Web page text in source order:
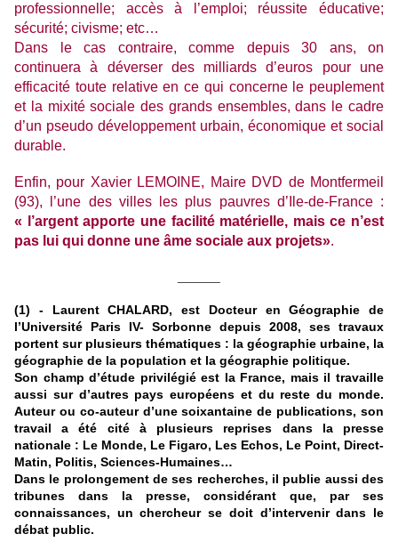
professionnelle; accès à l’emploi; réussite éducative;
sécurité; civisme; etc…
Dans le cas contraire, comme depuis 30 ans, on
continuera à déverser des milliards d’euros pour une
efficacité toute relative en ce qui concerne le peuplement
et la mixité sociale des grands ensembles, dans le cadre
d’un pseudo développement urbain, économique et social
durable.
Enfin, pour Xavier LEMOINE, Maire DVD de Montfermeil
(93), l’une des villes les plus pauvres d’Ile-de-France :
« l’argent apporte une facilité matérielle, mais ce n’est
pas lui qui donne une âme sociale aux projets».
(1) - Laurent CHALARD, est Docteur en Géographie de
l’Université Paris IV- Sorbonne depuis 2008, ses travaux
portent sur plusieurs thématiques : la géographie urbaine, la
géographie de la population et la géographie politique.
Son champ d’étude privilégié est la France, mais il travaille
aussi sur d’autres pays européens et du reste du monde.
Auteur ou co-auteur d’une soixantaine de publications, son
travail a été cité à plusieurs reprises dans la presse
nationale : Le Monde, Le Figaro, Les Echos, Le Point, Direct-
Matin, Politis, Sciences-Humaines…
Dans le prolongement de ses recherches, il publie aussi des
tribunes dans la presse, considérant que, par ses
connaissances, un chercheur se doit d’intervenir dans le
débat public.